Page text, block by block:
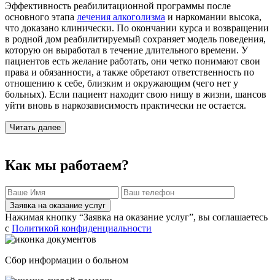
Эффективность реабилитационной программы после
основного этапа лечения алкоголизма и наркомании высока,
что доказано клинически. По окончании курса и возвращении
в родной дом реабилитируемый сохраняет модель поведения,
которую он выработал в течение длительного времени. У
пациентов есть желание работать, они четко понимают свои
права и обязанности, а также обретают ответственность по
отношению к себе, близким и окружающим (чего нет у
больных). Если пациент находит свою нишу в жизни, шансов
уйти вновь в наркозависимость практически не остается.
Читать далее
Как мы работаем?
Заявка на оказание услуг
Нажимая кнопку “Заявка на оказание услуг”, вы соглашаетесь
с Политикой конфиденциальности
Сбор информации о больном